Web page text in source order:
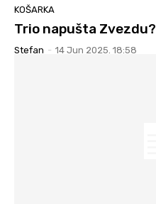
KOŠARKA
Trio napušta Zvezdu?
Stefan - 14 Jun 2025. 18:58